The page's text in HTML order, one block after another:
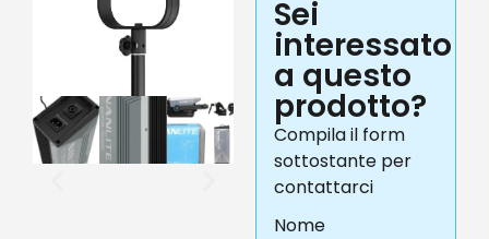
Sei
interessato
a questo
prodotto?
Compila il form
sottostante per
contattarci
Nome